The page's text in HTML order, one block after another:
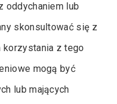
oddychaniem lub
skonsultować się z
korzystania z tego
mogą być
lub mających